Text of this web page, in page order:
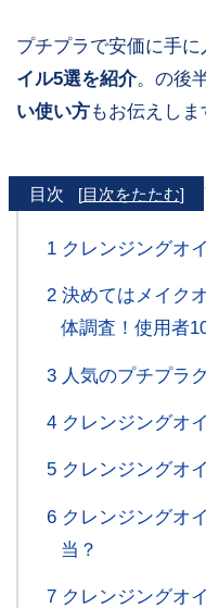
プチプラで安価に手に
イル5選を紹介。の後
い使い方もお伝えしま
目次 [目次をたたむ]
1クレンジングオ
2決めてはメイク
体調査！使用者
3人気のプチプラ
4クレンジングオ
5クレンジングオ
6クレンジングオ
当？
7クレンジングオ